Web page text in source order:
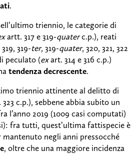
.
triennio, le categorie di
artt. 317 e 319-quaterc.p.), reati
319-ter, 319-quater, 320, 321, 322
peculato (exart. 314 e 316 c.p.)
tendenza decrescente.
triennio attinente al delitto di
c.p.), sebbene abbia subito un
l’anno 2019 (1009 casi computati)
fra tutti, quest’ultima fattispecie è
mantenuto negli anni pressocché
, oltre che una maggiore incidenza